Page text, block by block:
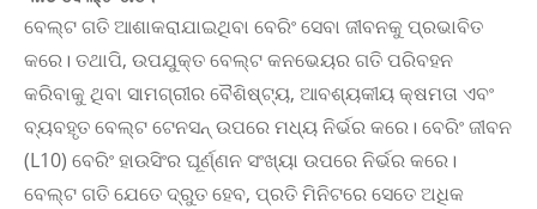
ବେଲ୍ଟ ଗତି ଆଶାକରାଯାଇଥିବା ବେରିଂ ସେବା ଜୀବନକୁ ପ୍ରଭାବିତ
କରେ। ତଥାପି, ଉପଯୁକ୍ତ ବେଲ୍ଟ କନଭେୟର ଗତି ପରିବହନ
କରିବାକୁ ଥିବା ସାମଗ୍ରୀର ବୈଶିଷ୍ଟ୍ୟ, ଆବଶ୍ୟକୀୟ କ୍ଷମତା ଏବଂ
ବ୍ୟବହୃତ ବେଲ୍ଟ ଟେନସନ୍ ଉପରେ ମଧ୍ୟ ନିର୍ଭର କରେ। ବେରିଂ ଜୀବନ
(L10) ବେରିଂ ହାଉସିଂର ଘୂର୍ଣ୍ଣନ ସଂଖ୍ୟା ଉପରେ ନିର୍ଭର କରେ।
ବେଲ୍ଟ ଗତି ଯେତେ ଦ୍ରୁତ ହେବ, ପ୍ରତି ମିନିଟରେ ସେତେ ଅଧିକ